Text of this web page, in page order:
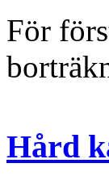
För
Hård